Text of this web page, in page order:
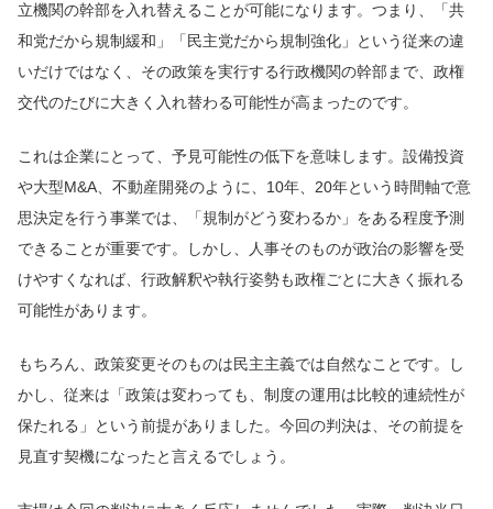
立機関の幹部を入れ替えることが可能になります。つまり、「共
和党だから規制緩和」「民主党だから規制強化」という従来の違
いだけではなく、その政策を実行する行政機関の幹部まで、政権
交代のたびに大きく入れ替わる可能性が高まったのです。
これは企業にとって、予見可能性の低下を意味します。設備投資
や大型M&A、不動産開発のように、10年、20年という時間軸で意
思決定を行う事業では、「規制がどう変わるか」をある程度予測
できることが重要です。しかし、人事そのものが政治の影響を受
けやすくなれば、行政解釈や執行姿勢も政権ごとに大きく振れる
可能性があります。
もちろん、政策変更そのものは民主主義では自然なことです。し
かし、従来は「政策は変わっても、制度の運用は比較的連続性が
保たれる」という前提がありました。今回の判決は、その前提を
見直す契機になったと言えるでしょう。